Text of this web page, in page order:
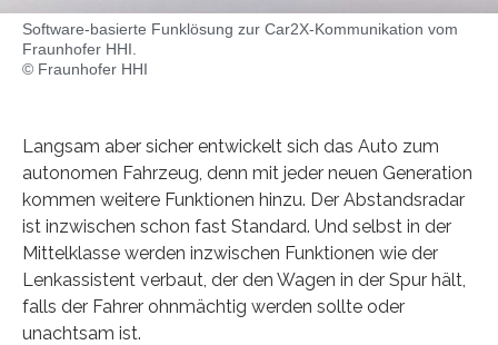
Software-basierte Funklösung zur Car2X-Kommunikation vom
Fraunhofer HHI.
© Fraunhofer HHI
Langsam aber sicher entwickelt sich das Auto zum
autonomen Fahrzeug, denn mit jeder neuen Generation
kommen weitere Funktionen hinzu. Der Abstandsradar
ist inzwischen schon fast Standard. Und selbst in der
Mittelklasse werden inzwischen Funktionen wie der
Lenkassistent verbaut, der den Wagen in der Spur hält,
falls der Fahrer ohnmächtig werden sollte oder
unachtsam ist.